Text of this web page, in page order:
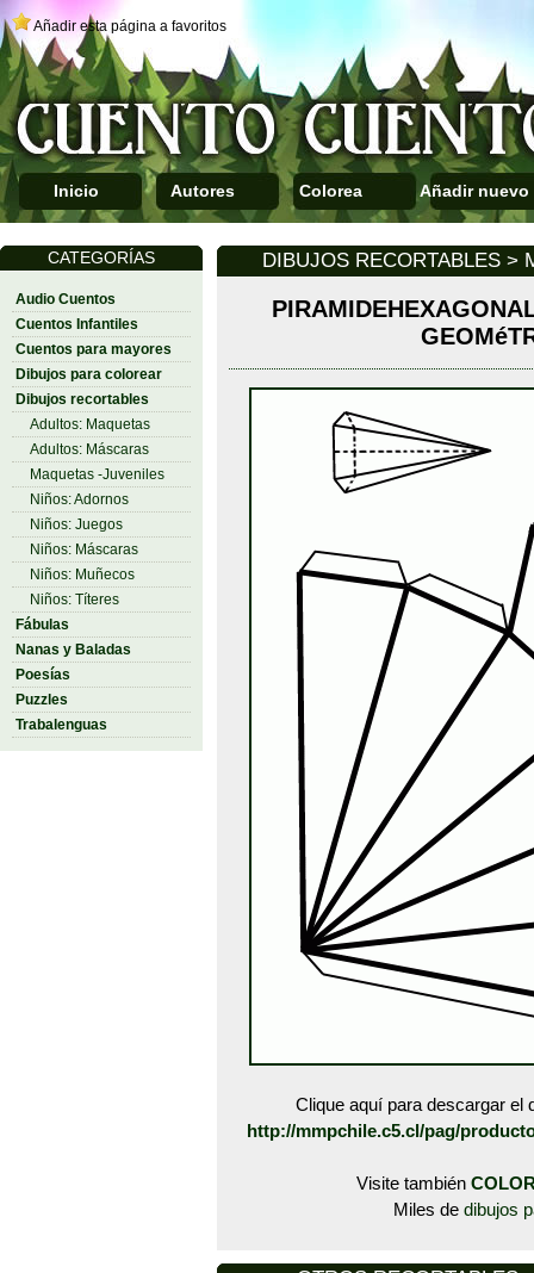
Añadir esta página a favoritos
Inicio Autores Colorea Añadir nuevo
CATEGORÍAS
Audio Cuentos
Cuentos Infantiles
Cuentos para mayores
Dibujos para colorear
Dibujos recortables
Adultos: Maquetas
Adultos: Máscaras
Maquetas -Juveniles
Niños: Adornos
Niños: Juegos
Niños: Máscaras
Niños: Muñecos
Niños: Títeres
Fábulas
Nanas y Baladas
Poesías
Puzzles
Trabalenguas
DIBUJOS RECORTABLES >
Clique aquí para descargar el
http://mmpchile.c5.cl/pag/
Visite también
Miles de dibujos